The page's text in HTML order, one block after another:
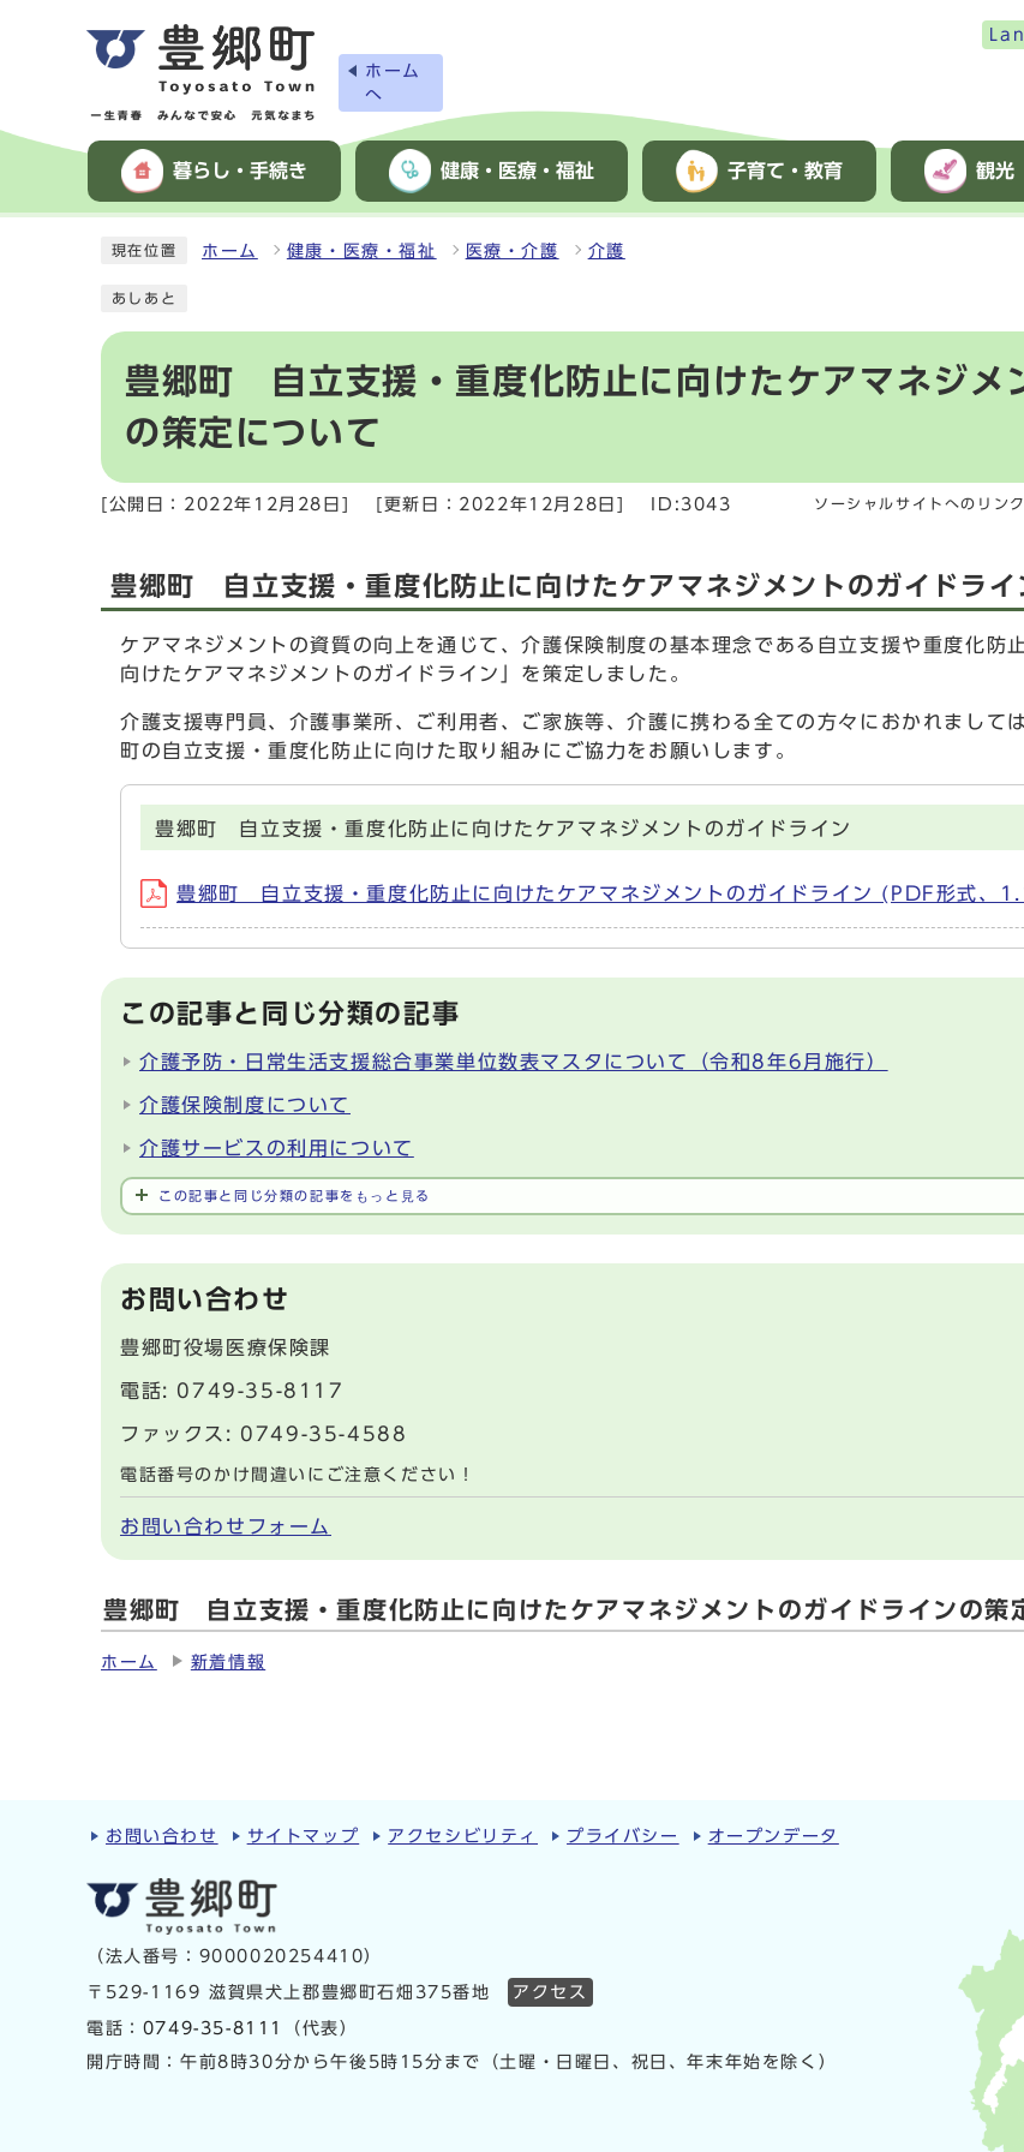
ホーム
へ
暮らし・手続き 健康・医療・福祉 子育て・教育 観光
現在位置 ホーム 健康・医療・福祉 医療・介護 介護
あしあと
豊郷町 自立支援・重度化防止に向けたケアマネジメ
の策定について
[公開日：2022年12月28日] [更新日：2022年12月28日] ID:3043 ソーシャルサイトへのリン
豊郷町 自立支援・重度化防止に向けたケアマネジメントのガイドライ
ケアマネジメントの資質の向上を通じて、介護保険制度の基本理念である自立支援や重度化
向けたケアマネジメントのガイドライン」を策定しました。
介護支援専門員、介護事業所、ご利用者、ご家族等、介護に携わる全ての方々におかれまして
町の自立支援・重度化防止に向けた取り組みにご協力をお願いします。
豊郷町 自立支援・重度化防止に向けたケアマネジメントのガイドライン
豊郷町 自立支援・重度化防止に向けたケアマネジメントのガイドライン (PDF形式、
この記事と同じ分類の記事
介護予防・日常生活支援総合事業単位数表マスタについて（令和8年6月施行）
介護保険制度について
介護サービスの利用について
この記事と同じ分類の記事をもっと見る
お問い合わせ
豊郷町役場医療保険課
電話: 0749-35-8117
ファックス: 0749-35-4588
電話番号のかけ間違いにご注意ください！
お問い合わせフォーム
豊郷町 自立支援・重度化防止に向けたケアマネジメントのガイドラインの策
ホーム 新着情報
お問い合わせ サイトマップ アクセシビリティ プライバシー オープンデータ
（法人番号：9000020254410）
〒529-1169 滋賀県犬上郡豊郷町石畑375番地 アクセス
電話： 0749-35-8111
（代表）
開庁時間：午前8時30分から午後5時15分まで（土曜・日曜日、祝日、年末年始を除く）